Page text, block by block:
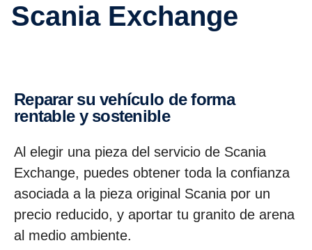
Scania Exchange
Reparar su vehículo de forma
rentable y soste­nible
Al elegir una pieza del servicio de Scania
Exchange, puedes obtener toda la confianza
asociada a la pieza original Scania por un
precio reducido, y aportar tu granito de arena
al medio ambiente.